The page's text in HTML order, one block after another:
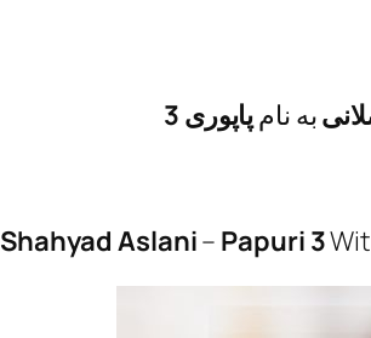
به نامپاپوری 3
Shahyad Aslani– Papuri 3